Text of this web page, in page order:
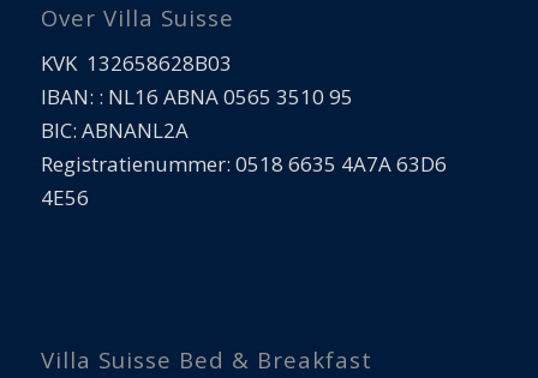
Over Villa Suisse
KVK 132658628B03
IBAN: : NL16 ABNA 0565 3510 95
BIC: ABNANL2A
Registratienummer: 0518 6635 4A7A 63D6
4E56
Villa Suisse Bed & Breakfast